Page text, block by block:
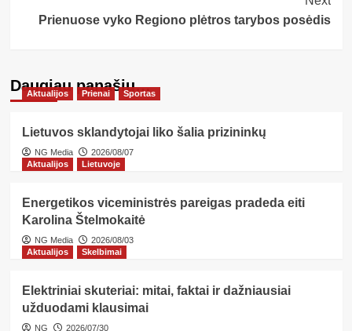
Prienuose vyko Regiono plėtros tarybos posėdis
Daugiau panašių…
Aktualijos Prienai Sportas
Lietuvos sklandytojai liko šalia prizininkų
NG Media
2026/08/07
Aktualijos
Lietuvoje
Energetikos viceministrės pareigas pradeda eiti
Karolina Štelmokaitė
NG Media
2026/08/03
Aktualijos
Skelbimai
Elektriniai skuteriai: mitai, faktai ir dažniausiai
užduodami klausimai
NG 2026/07/30